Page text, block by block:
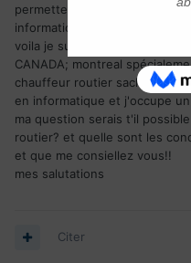
permettez moi de me
informations,
voila je suis un jeune algérien
CANADA; montreal
chauffeur routier sachons
en informatique et j'occupe
ma question serais t'il
routier? et quelle sont les
et que me consiellez vous!!
mes salutations
Citer